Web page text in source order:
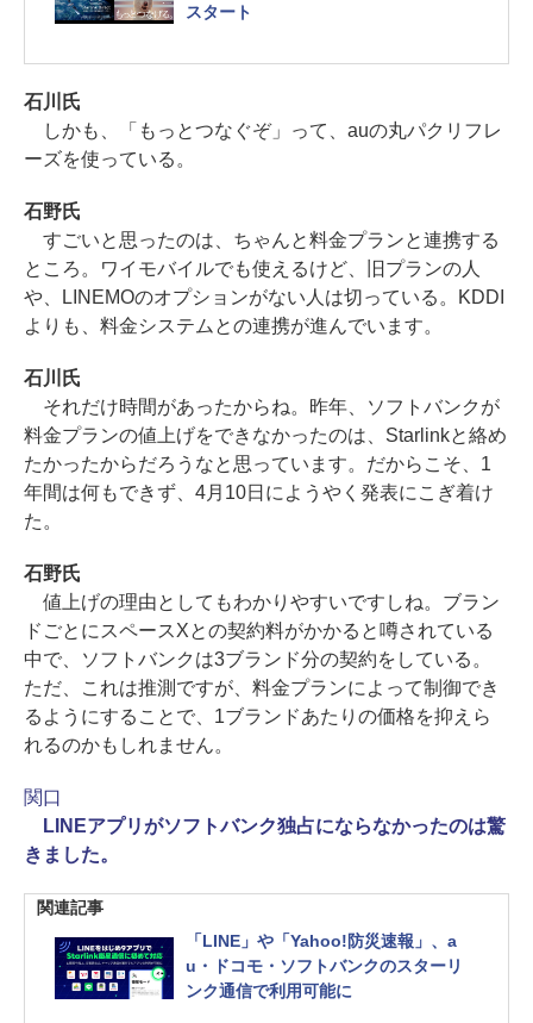
スタート
石川氏
しかも、「もっとつなぐぞ」って、auの丸パクリフレ
ーズを使っている。
石野氏
すごいと思ったのは、ちゃんと料金プランと連携する
ところ。ワイモバイルでも使えるけど、旧プランの人
や、LINEMOのオプションがない人は切っている。KDDI
よりも、料金システムとの連携が進んでいます。
石川氏
それだけ時間があったからね。昨年、ソフトバンクが
料金プランの値上げをできなかったのは、Starlinkと絡め
たかったからだろうなと思っています。だからこそ、1
年間は何もできず、4月10日にようやく発表にこぎ着け
た。
石野氏
値上げの理由としてもわかりやすいですしね。ブラン
ドごとにスペースXとの契約料がかかると噂されている
中で、ソフトバンクは3ブランド分の契約をしている。
ただ、これは推測ですが、料金プランによって制御でき
るようにすることで、1ブランドあたりの価格を抑えら
れるのかもしれません。
関口
LINEアプリがソフトバンク独占にならなかったのは驚
きました。
関連記事
「LINE」や「Yahoo!防災速報」、a
u・ドコモ・ソフトバンクのスターリ
ンク通信で利用可能に